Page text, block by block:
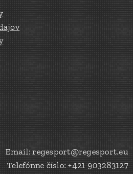
Email: regesport@regesport.eu
Telefónne číslo: +421 903283127